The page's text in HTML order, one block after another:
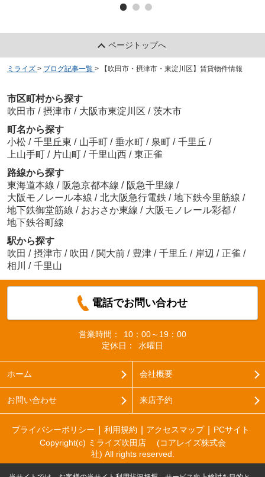
ページトップへ
ミライズ > ブログ記事一覧 > 【吹田市・摂津市・東淀川区】賃貸物件情報
市区町村から探す
吹田市 / 摂津市 / 大阪市東淀川区 / 茨木市
町名から探す
小松 / 千里丘東 / 山手町 / 垂水町 / 泉町 / 千里丘 /
上山手町 / 片山町 / 千里山西 / 東正雀
路線から探す
東海道本線 / 阪急京都本線 / 阪急千里線 /
大阪モノレール本線 / 北大阪急行電鉄 / 地下鉄今里筋線 /
地下鉄御堂筋線 / おおさか東線 / 大阪モノレール彩都 /
地下鉄谷町線
駅から探す
吹田 / 摂津市 / 吹田 / 関大前 / 豊津 / 千里丘 / 岸辺 / 正雀 /
相川
/ 千里山
電話でお問い合わせ
営業時間：
10：00～19：00
定休日：
水曜日
ホーム 会社概要
お問い合わせ 来店予約
プライバシーポリシー 利用規約 アクセスマップ
PCサイト
Copyright(c) ミライズ吹田店 (コアレイズ株式会
社) All rights reserved.